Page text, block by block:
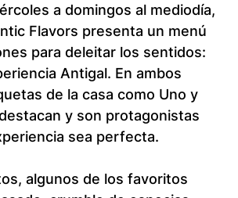
a domingos al mediodía,
Flavors presenta un menú
para deleitar los sentidos:
Antigal. En ambos
de la casa como Uno y
y son protagonistas
sea perfecta.
algunos de los favoritos